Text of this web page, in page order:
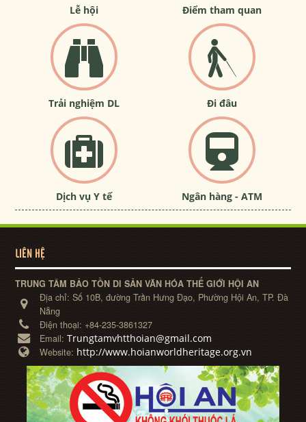
Lễ hội Điểm tham quan
Trải nghiệm DL Đi đâu
Dịch vụ Y tế Ngân hàng - ATM
LIÊN HỆ
TRUNG TÂM BẢO TỒN DI SẢN VĂN HÓA THẾ GIỚI HỘI AN
Địa chỉ:Số 10B, đường Trần Hưng Đạo, Phường Hội An, TP. Đà
Nẵng
Điện thoại: +84-235-3861327
Email:Trungtamvhtthoian@gmail.com
Website: http://www.hoianworldheritage.org.vn